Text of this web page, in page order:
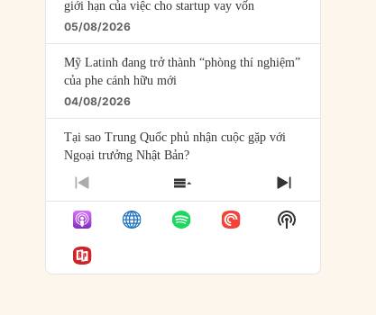
quyết lịch sử” lần thứ 3 của Trung ương ĐCSTQ (P12)”
giới hạn của việc cho startup vay vốn
05/08/2026
Mỹ Latinh đang trở thành “phòng thí nghiệm”
của phe cánh hữu mới
04/08/2026
Tại sao Trung Quốc phủ nhận cuộc gặp với
Ngoại trưởng Nhật Bản?
04/08/2026
Điểm mù chiến lược của Trump tại Thái Bình
Dương
03/08/2026
PREVIOUS
EPISODE
SHOW
EPISODES
LIST
NEXT
EPISODE
Show
Podcast